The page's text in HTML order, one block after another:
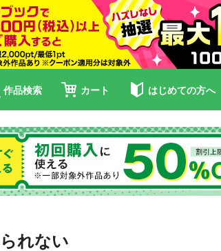
作品検索 カート はじめての方へ
れない